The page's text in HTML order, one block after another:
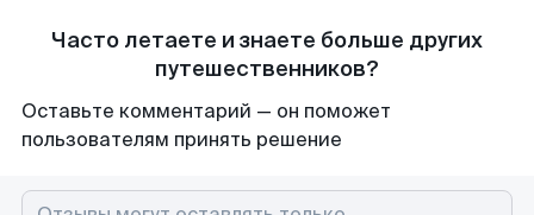
Часто летаете и знаете больше других
путешественников?
Оставьте комментарий — он поможет
пользователям принять решение